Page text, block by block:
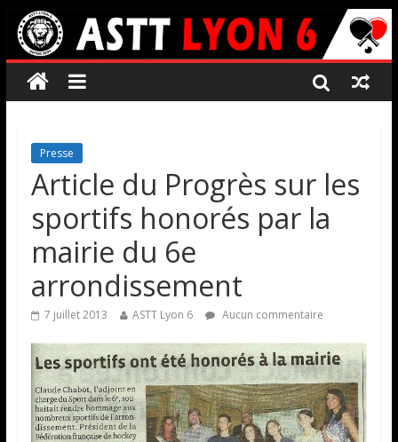
Presse
Article du Progrès sur les
sportifs honorés par la
mairie du 6e
arrondissement
7 juillet 2013 ASTT Lyon 6 Aucun commentaire